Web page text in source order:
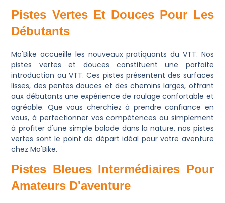
Pistes Vertes Et Douces Pour Les
Débutants
Mo'Bike accueille les nouveaux pratiquants du VTT. Nos
pistes vertes et douces constituent une parfaite
introduction au VTT. Ces pistes présentent des surfaces
lisses, des pentes douces et des chemins larges, offrant
aux débutants une expérience de roulage confortable et
agréable. Que vous cherchiez à prendre confiance en
vous, à perfectionner vos compétences ou simplement
à profiter d'une simple balade dans la nature, nos pistes
vertes sont le point de départ idéal pour votre aventure
chez Mo'Bike.
Pistes Bleues Intermédiaires Pour
Amateurs D'aventure